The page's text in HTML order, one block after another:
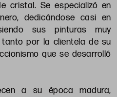
cristal. Se especializó en
dedicándose casi en
sus pinturas muy
por la clientela de su
que se desarrolló
a su época madura,